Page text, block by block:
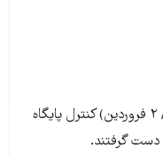
نیروهای نظامی روسیه روز شنبه (۲۲ مارس / ۲ فروردین) کنترل پایگاه
دست گرفتند.